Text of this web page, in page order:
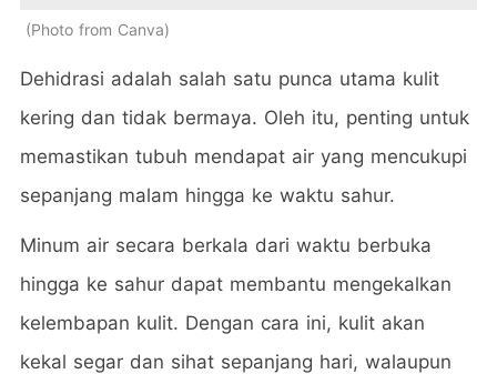
Photo from Canva
Dehidrasi adalah salah satu punca utama kulit
kering dan tidak bermaya. Oleh itu, penting untuk
memastikan tubuh mendapat air yang mencukupi
sepanjang malam hingga ke waktu sahur.
Minum air secara berkala dari waktu berbuka
hingga ke sahur dapat membantu mengekalkan
kelembapan kulit. Dengan cara ini, kulit akan
kekal segar dan sihat sepanjang hari, walaupun